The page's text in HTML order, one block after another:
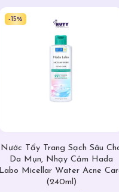
-15%
Nước Tẩy Trang Sạch Sâu
Da Mụn, Nhạy Cảm Hada
Labo Micellar Water Acne
(240ml)